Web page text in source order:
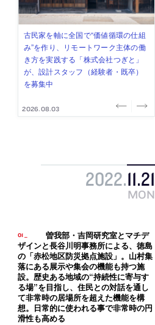
佐々木慧が主宰する「axonometric株
式会社」が、設計スタッフ（経験
者・既卒・2027年新卒）を募集中
2026.08.07
古民家を軸に全国で“価値循環の仕組
み”を作り、リモートワーク主体の働
き方を実践する「株式会社つぎと」
が、設計スタッフ（経験者・既卒）
を募集中
2026.08.03
リノベる株式会社が、設計パートナ
ー (業務委託) を募集中
2026.08.03
社会への影響力のある建築を手掛
け、スタッフ同士で助け合う環境づ
くりも行う「E.A.S.T.architects」
が、設計スタッフ（経験者・既卒・
2027年新卒）を募集中
2026.07.31
代官山を拠点に活動する「梅澤竜也 /
ALA INC.」が、設計スタッフ・アル
バイト・事務職を募集中
2026.07.30
2022.11.21
MON
曽我部・吉岡研究室とマチデ
ザインと長谷川明事務所による、徳島
の「赤松地区防災拠点施設」。山村集
落にある展示や集会の機能も持つ施
設。歴史ある地域の“持続性に寄与す
る場”を目指し、住民との対話を通し
て非常時の居場所を超えた機能を構
想。日常的に使われる事で非常時の円
滑性も高める